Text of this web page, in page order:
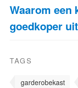
Waarom een
goedkoper
TAGS
garderobekast